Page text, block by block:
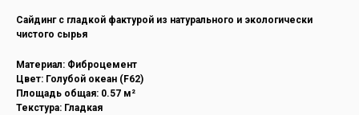
Cайдинг с гладкой фактурой из натурального и экологически
чистого сырья
Материал: Фиброцемент
Цвет: Голубой океан (F62)
Площадь общая: 0.57 м²
Текстура: Гладкая